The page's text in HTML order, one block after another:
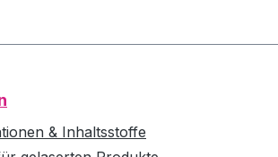
& Inhaltsstoffe